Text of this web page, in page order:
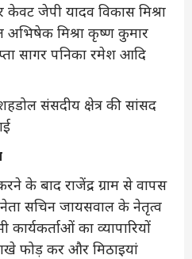
केवट जेपी यादव विकास मिश्रा
अभिषेक मिश्रा कृष्ण कुमार
सागर पनिका रमेश आदि
संसदीय क्षेत्र की सांसद
के बाद राजेंद्र ग्राम से वापस
सचिन जायसवाल के नेतृत्व
का व्यापारियों
फोड़ कर और मिठाइयां